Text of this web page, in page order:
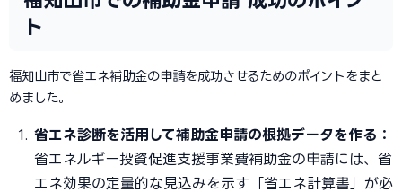
ト
福知山市で省エネ補助金の申請を成功させるためのポイントをまと
めました。
省エネ診断を活用して補助金申請の根拠データを作る：
省エネルギー投資促進支援事業費補助金の申請には、省
エネ効果の定量的な見込みを示す「省エネ計算書」が必